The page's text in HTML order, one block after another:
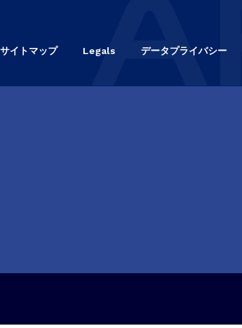
サイトマップ Legals データプライバシー